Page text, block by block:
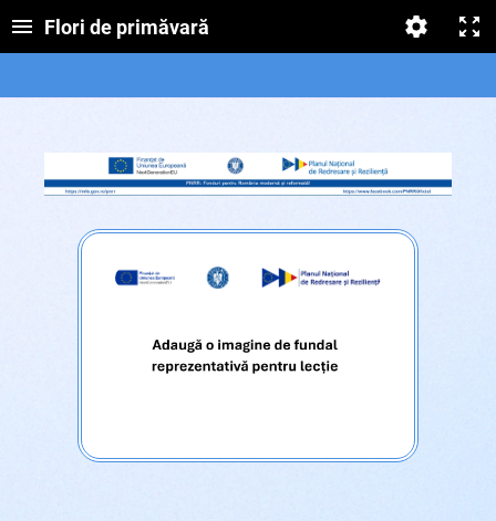
Flori de primăvară